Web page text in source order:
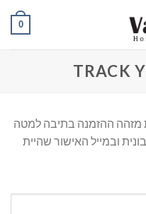
0
TRACK
מזהה ההזמנה בתיבה למטה
ובמייל האישור שהיית